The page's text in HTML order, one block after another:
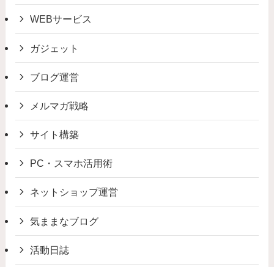
WEBサービス
ガジェット
ブログ運営
メルマガ戦略
サイト構築
PC・スマホ活用術
ネットショップ運営
気ままなブログ
活動日誌